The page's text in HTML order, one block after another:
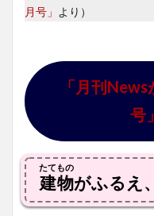
月号」 より）
「月刊
号
建
たて
物
もの
がふるえ、